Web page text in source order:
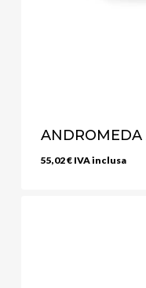
ANDROMEDA
55,02€ IVA inclusa